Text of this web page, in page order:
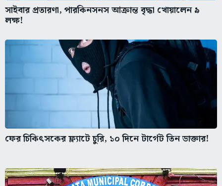
সাইবার প্রতারণা, পারকিনসনস আক্রান্ত বৃদ্ধা খোয়ালেন ৯
লক্ষ!
ফের চিকিৎসকের ফ্ল্যাটে চুরি, ১০ দিনে টার্গেট তিন ডাক্তার!